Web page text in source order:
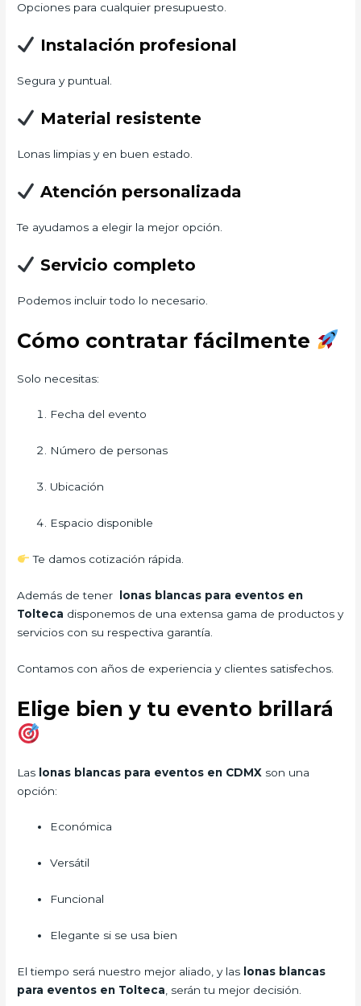
Opciones para cualquier presupuesto.
Instalación profesional
Segura y puntual.
Material resistente
Lonas limpias y en buen estado.
Atención personalizada
Te ayudamos a elegir la mejor opción.
Servicio completo
Podemos incluir todo lo necesario.
Cómo contratar fácilmente
Solo necesitas:
Fecha del evento
Número de personas
Ubicación
Espacio disponible
Te damos cotización rápida.
Además de tener
lonas blancas para eventos en
Tolteca disponemos de una extensa gama de productos y
servicios con su respectiva garantía.
Contamos con años de experiencia y clientes satisfechos.
Elige bien y tu evento brillará
Las lonas blancas para eventos en CDMX son una
opción:
Económica
Versátil
Funcional
Elegante si se usa bien
El tiempo será nuestro mejor aliado, y las lonas blancas
para eventos en Tolteca , serán tu mejor decisión.